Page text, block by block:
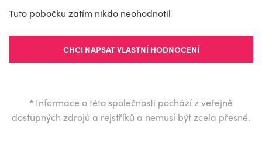
Tuto pobočku zatím nikdo neohodnotil
CHCI NAPSAT VLASTNÍ HODNOCENÍ
* Informace o této společnosti pochází z veřejně
dostupných zdrojů a rejstříků a nemusí být zcela přesné.